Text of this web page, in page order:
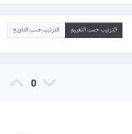
الترتيب حسب التقييم الترتيب حسب التاريخ
0